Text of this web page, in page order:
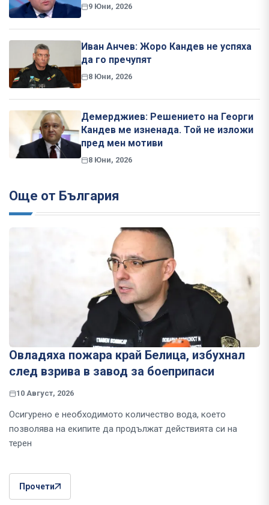
9 Юни, 2026
Иван Анчев: Жоро Кандев не успяха
да го пречупят
8 Юни, 2026
Демерджиев: Решението на Георги
Кандев ме изненада. Той не изложи
пред мен мотиви
8 Юни, 2026
Още от България
Овладяха пожара край Белица, избухнал
след взрива в завод за боеприпаси
10 Август, 2026
Осигурено е необходимото количество вода, което
позволява на екипите да продължат действията си на
терен
Прочети